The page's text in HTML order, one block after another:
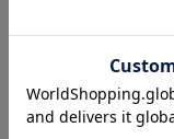
【ご注文前に必ずお読
・ディスプレイや視覚
ますので予めご了承下さ